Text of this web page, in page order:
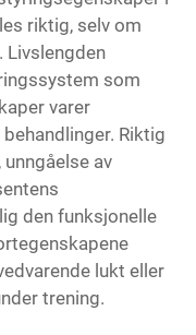
riktig, selv om
Livslengden
som
varer
Riktig
av
den funksjonelle
lukt eller
trening.